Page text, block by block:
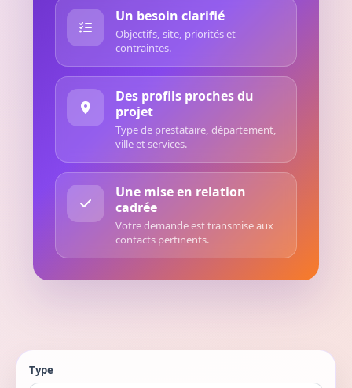
Un besoin clarifié
Objectifs, site, priorités et
contraintes.
Des profils proches du
projet
Type de prestataire, département,
ville et services.
Une mise en relation
cadrée
Votre demande est transmise aux
contacts pertinents.
Type